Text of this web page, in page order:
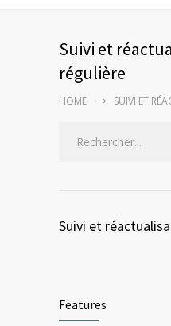
Suivi et
régulière
HOME SUIVI ET
Suivi et
Features